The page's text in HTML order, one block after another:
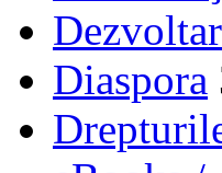
Diaspora